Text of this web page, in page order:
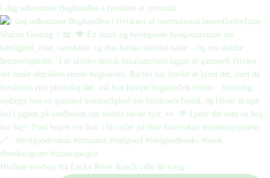
I dag udkommer Boghandlen i fyrtårnet af internati
Hvilken cowboy fra Lucky River Ranch ville du vælg